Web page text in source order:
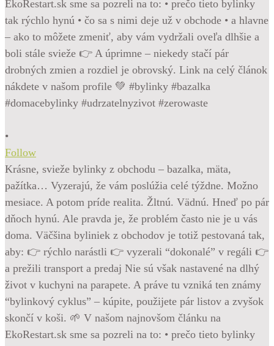
•
Follow
Krásne, svieže bylinky z obchodu – bazalka, mäta,
pažítka… Vyzerajú, že vám poslúžia celé týždne. Možno
mesiace. A potom príde realita. Žltnú. Vädnú. Hneď po pár
dňoch hynú. Ale pravda je, že problém často nie je u vás
doma. Väčšina byliniek z obchodov je totiž pestovaná tak,
aby: 👉 rýchlo narástli 👉 vyzerali “dokonalé” v regáli 👉
a prežili transport a predaj Nie sú však nastavené na dlhý
život v kuchyni na parapete. A práve tu vzniká ten známy
“bylinkový cyklus” – kúpite, použijete pár listov a zvyšok
skončí v koši. 🌱 V našom najnovšom článku na
EkoRestart.sk sme sa pozreli na to: • prečo tieto bylinky